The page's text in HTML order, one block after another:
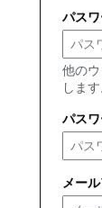
パス
他の
します
パス
メー